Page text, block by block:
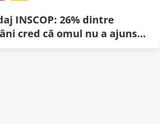
INSCOP: 26% dintre
cred că omul nu a ajuns
30% că Negoiță e în